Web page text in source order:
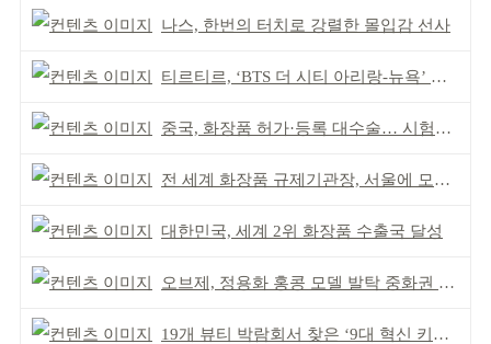
나스, 한번의 터치로 강렬한 몰입감 선사
티르티르, ‘BTS 더 시티 아리랑-뉴욕’ 참여
중국, 화장품 허가·등록 대수술… 시험자료 공용 허용
전 세계 화장품 규제기관장, 서울에 모인다
대한민국, 세계 2위 화장품 수출국 달성
오브제, 정용화 홍콩 모델 발탁 중화권 공략 강화
19개 뷰티 박람회서 찾은 ‘9대 혁신 키워드’